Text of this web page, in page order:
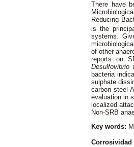
There have
Reducing
is the
systems.
of other
reports on
Desulfovibrio
bacteria
sulphate
carbon steel
evaluation in
localized
Non-SRB
Key words:
Corrosividad